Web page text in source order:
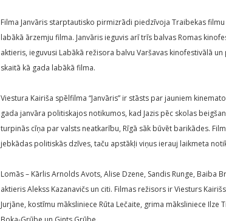
Filma Janvāris starptautisko pirmizrādi piedzīvoja Traibekas
labākā ārzemju filma. Janvāris ieguvis arī trīs balvas Romas
aktieris, ieguvusi Labākā režisora balvu Varšavas kinofestivālā
skaitā kā gada labākā filma.
Viestura Kairiša spēlfilma “Janvāris” ir stāsts par jauniem
gada janvāra politiskajos notikumos, kad Jazis pēc skolas
turpinās cīņa par valsts neatkarību, Rīgā sāk būvēt barikādes.
jebkādas politiskās dzīves, taču apstākļi viņus ierauj laikmeta
Lomās – Kārlis Arnolds Avots, Alise Dzene, Sandis Runge, Baiba
aktieris Alekss Kazanavičs un citi. Filmas režisors ir Viesturs
Jurjāne, kostīmu māksliniece Rūta Lečaite, grima māksliniece